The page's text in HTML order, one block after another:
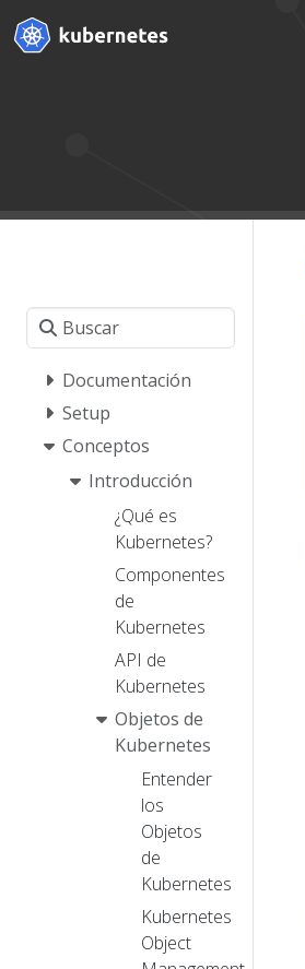
Documentación
Setup
Conceptos
Introducción
¿Qué es
Kubernetes?
Componentes
de
Kubernetes
API de
Kubernetes
Objetos de
Kubernetes
Entender
los
Objetos
de
Kubernetes
Kubernetes
Object